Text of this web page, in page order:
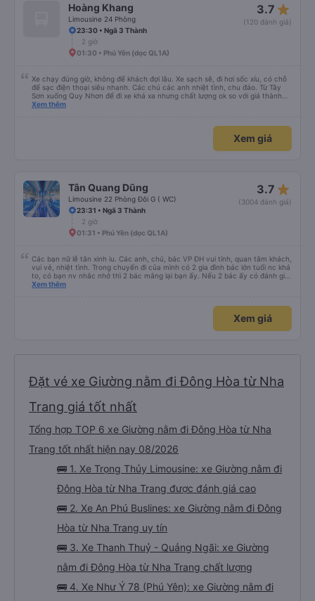
thuộc vào tài xế, và tôi thực sự hy vọng các điểm dừng sẽ được bố trí đều
đặn hơn trong tương lai. Nhìn chung, tôi hài lòng và sẽ tiếp tục sử dụng dịch
vụ xe buýt giường nằm của công ty này cho các chuyến công tác, vì đây
vẫn là một trong những lựa chọn xe buýt giường nằm thoải mái nhất trên
tuyến đường này. Tôi thực sự hy vọng rằng trong tương lai các tài xế sẽ
dừng xe thường xuyên theo lịch trình, đặc biệt là vì tôi dự định sẽ đi tuyến
đường này một lần nữa vào tuần tới.
Hoàng Khang
Limousine 24 Phòng
3.7 star_rate
(120 đánh giá)
23:30 • Ngã 3 Thành
2 giờ
01:30 • Phú Yên (dọc QL1A)
Xe chạy đúng giờ, không để khách đợi lâu. Xe sạch sẽ, đi hơi sốc xíu, có chỗ
để sạc điện thoại siêu nhanh. Các chú các anh nhiệt tình, chu đáo. Từ Tây
Sơn xuống Quy Nhơn để đi xe khá xa nhưng chất lượng ok so với giá thành
chung.
Xem thêm
Xem giá
Tân Quang Dũng
Limousine 22 Phòng Đôi G ( WC)
3.7 star_rate
(3004 đánh giá)
23:31 • Ngã 3 Thành
2 giờ
01:31 • Phú Yên (dọc QL1A)
Các bạn nữ lễ tân xinh iu. Các anh, chú, bác VP ĐH vui tính, quan tâm khách,
vui vẻ, nhiệt tình. Trong chuyến đi của mình có 2 gia đình bác lớn tuổi nc khá
to, có bạn nv nhắc nhở thì 2 bác mắng lại bạn ấy. Nếu 2 bác ấy có đánh giá
xấu thì mình ngược lại nha. Bạn ấy nhắc nhở rất đúng. 2 bác nói rất to. To
bạn ấy nha. Nếu bạn ấy bị trừ thì bảo bạn ấy liên hệ sđt của mình, mình hỗ
trợ ạ. Số mình đuôi 666, chuyến ĐH-NT ngày 16/1. À các bạn nữ lễ tân xinh
iu còn đổi cho mình phòng đơn sang đôi xong còn note là (một mình) yêu
Xem thêm
Xem giá
Đặt vé xe Giường nằm đi Đông Hòa từ Nha
Trang giá tốt nhất
Tổng hợp TOP 6 xe Giường nằm đi Đông Hòa từ Nha
Trang tốt nhất hiện nay 08/2026
🚌 1. Xe Trọng Thủy Limousine: xe Giường nằm đi
Đông Hòa từ Nha Trang được đánh giá cao
🚌 2. Xe An Phú Buslines: xe Giường nằm đi Đông
Hòa từ Nha Trang uy tín
🚌 3. Xe Thanh Thuỷ - Quảng Ngãi: xe Giường
nằm đi Đông Hòa từ Nha Trang chất lượng
🚌 4. Xe Như Ý 78 (Phú Yên): xe Giường nằm đi